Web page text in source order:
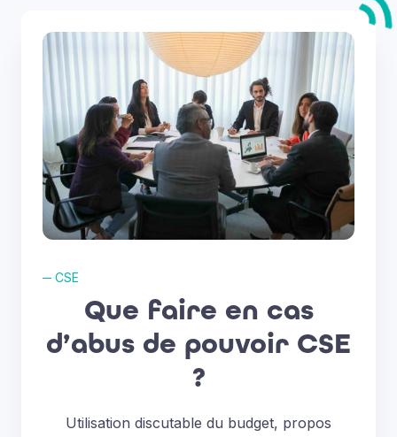
─ CSE
Que faire en cas
d’abus de pouvoir CSE
?
Utilisation discutable du budget, propos